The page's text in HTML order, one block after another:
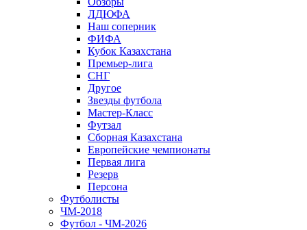
ЛДЮФА
Наш соперник
ФИФА
Кубок Казахстана
Премьер-лига
СНГ
Другое
Звезды футбола
Мастер-Класс
Футзал
Сборная Казахстана
Европейские чемпионаты
Первая лига
Резерв
Персона
Футболисты
ЧМ-2018
Футбол - ЧМ-2026